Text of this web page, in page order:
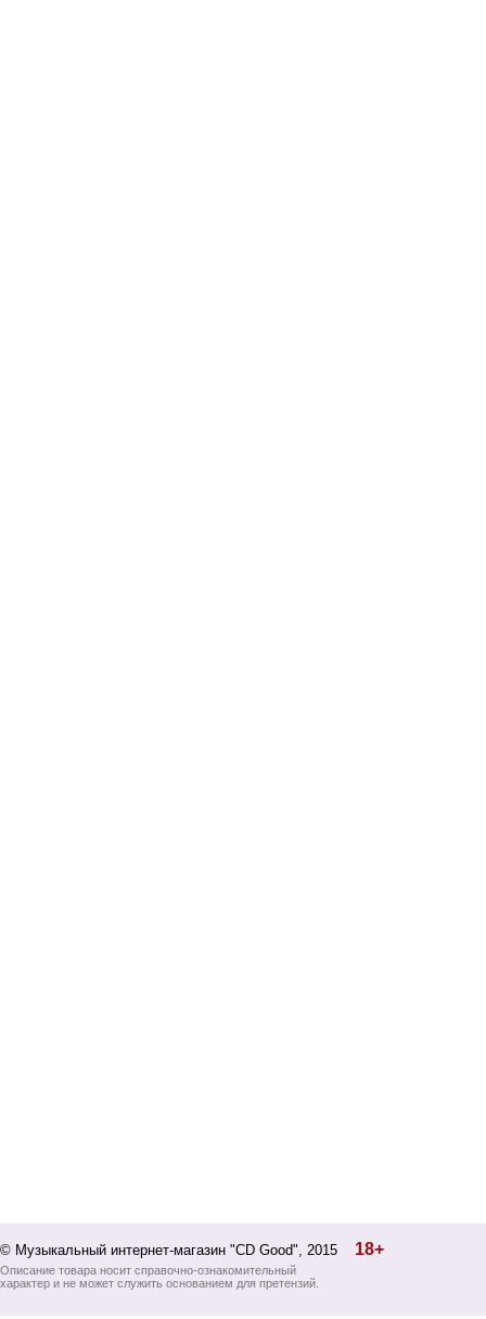
© Музыкальный интернет-магазин "CD Good", 2015 18+
Описание товара носит справочно-ознакомительный
характер и не может служить основанием для претензий.